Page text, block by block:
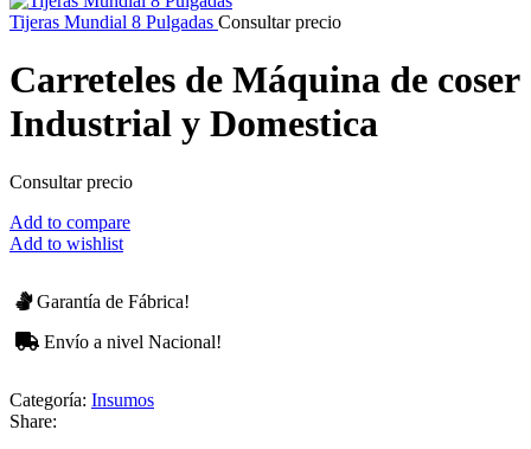
Tijeras Mundial 8 Pulgadas Consultar precio
Carreteles de Máquina de coser
Industrial y Domestica
Consultar precio
Add to compare
Add to wishlist
Garantía de Fábrica!
Envío a nivel Nacional!
Categoría: Insumos
Share: